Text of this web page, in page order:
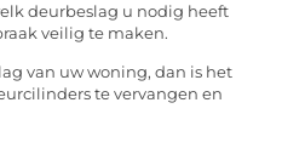
deurbeslag u nodig heeft
veilig te maken.
van uw woning, dan is het
te vervangen en